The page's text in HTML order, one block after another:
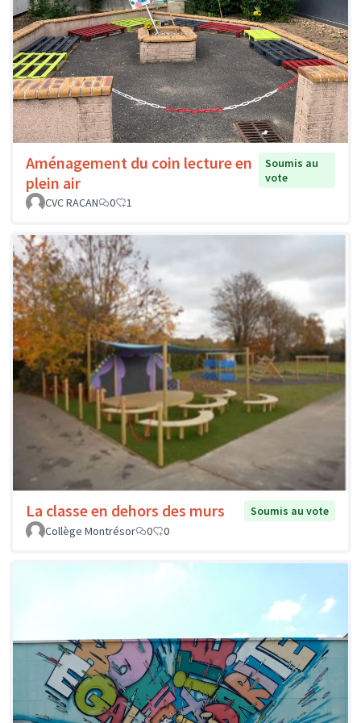
Aménagement du coin lecture en
plein air
Soumis au
vote
CVC RACAN
0 1
La classe en dehors des murs
Soumis au vote
Collège Montrésor
0 0